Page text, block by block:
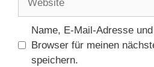
Name, E-Mail-Adresse
Browser für meinen
speichern.